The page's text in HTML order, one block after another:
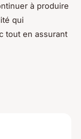
à produire
qui
tout en assurant